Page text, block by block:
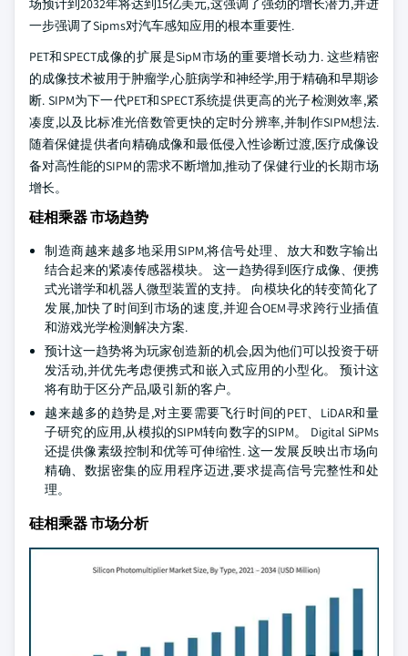
场预计到2032年将达到15亿美元,这强调了强劲的增长潜力,并进
一步强调了Sipms对汽车感知应用的根本重要性.
PET和SPECT成像的扩展是SipM市场的重要增长动力. 这些精密
的成像技术被用于肿瘤学,心脏病学和神经学,用于精确和早期诊
断. SIPM为下一代PET和SPECT系统提供更高的光子检测效率,紧
凑度,以及比标准光倍数管更快的定时分辨率,并制作SIPM想法.
随着保健提供者向精确成像和最低侵入性诊断过渡,医疗成像设
备对高性能的SIPM的需求不断增加,推动了保健行业的长期市场
增长。
硅相乘器 市场趋势
制造商越来越多地采用SIPM,将信号处理、放大和数字输出
结合起来的紧凑传感器模块。 这一趋势得到医疗成像、便携
式光谱学和机器人微型装置的支持。 向模块化的转变简化了
发展,加快了时间到市场的速度,并迎合OEM寻求跨行业插值
和游戏光学检测解决方案.
预计这一趋势将为玩家创造新的机会,因为他们可以投资于研
发活动,并优先考虑便携式和嵌入式应用的小型化。 预计这
将有助于区分产品,吸引新的客户。
越来越多的趋势是,对主要需要飞行时间的PET、LiDAR和量
子研究的应用,从模拟的SIPM转向数字的SIPM。 Digital SiPMs
还提供像素级控制和优等可伸缩性. 这一发展反映出市场向
精确、数据密集的应用程序迈进,要求提高信号完整性和处
理。
硅相乘器 市场分析